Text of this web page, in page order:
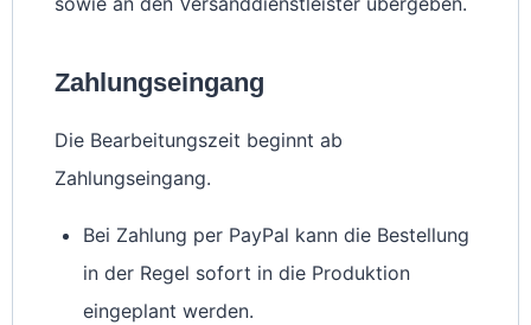
Zahlungseingang
Die Bearbeitungszeit beginnt ab
Zahlungseingang.
Bei Zahlung per PayPal kann die Bestellung
in der Regel sofort in die Produktion
eingeplant werden.